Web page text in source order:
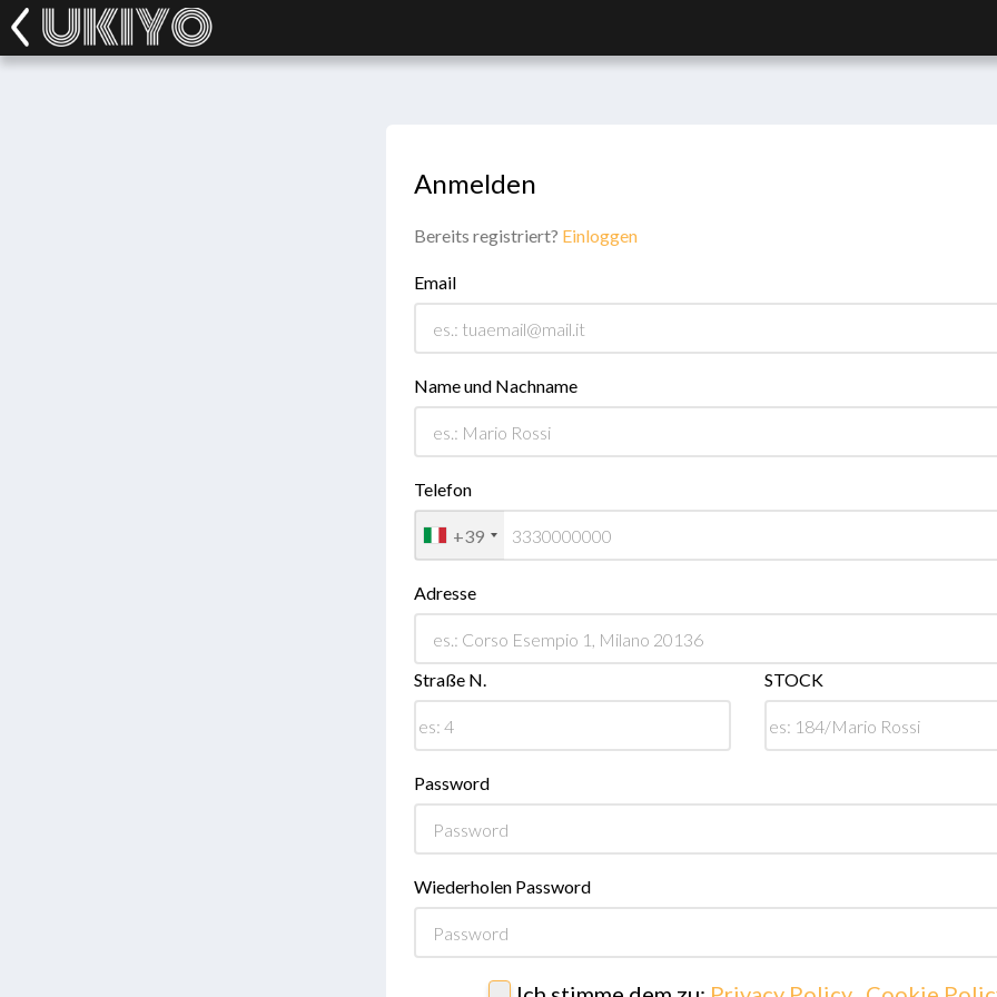
Anmelden
Bereits registriert? Einloggen
Email
Name und Nachname
Telefon
+39
Adresse
Straße N. STOCK
Password
Wiederholen Password